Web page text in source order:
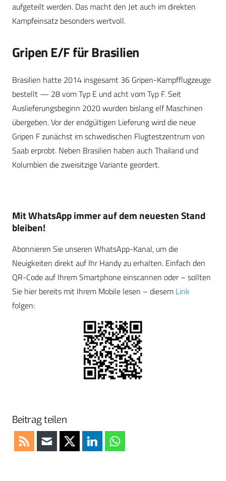
aufgeteilt werden. Das macht den Jet auch im direkten
Kampfeinsatz besonders wertvoll.
Gripen E/F für Brasilien
Brasilien hatte 2014 insgesamt 36 Gripen-Kampfflugzeuge
bestellt — 28 vom Typ E und acht vom Typ F. Seit
Auslieferungsbeginn 2020 wurden bislang elf Maschinen
übergeben. Vor der endgültigen Lieferung wird die neue
Gripen F zunächst im schwedischen Flugtestzentrum von
Saab erprobt. Neben Brasilien haben auch Thailand und
Kolumbien die zweisitzige Variante geordert.
Mit WhatsApp immer auf dem neuesten Stand
bleiben!
Abonnieren Sie unseren WhatsApp-Kanal, um die
Neuigkeiten direkt auf Ihr Handy zu erhalten. Einfach den
QR-Code auf Ihrem Smartphone einscannen oder – sollten
Sie hier bereits mit Ihrem Mobile lesen – diesem Link
folgen:
Beitrag teilen